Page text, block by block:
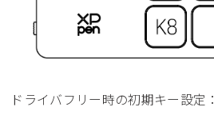
ドライバフリー時の初期キー設定：